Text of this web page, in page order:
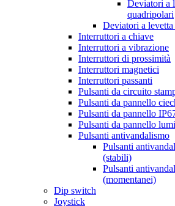
Deviatori a
quadripolari
Deviatori a
Interruttori a chiave
Interruttori a vibrazione
Interruttori di prossimità
Interruttori magnetici
Interruttori passanti
Pulsanti da circuito
Pulsanti da pannello
Pulsanti da pannello
Pulsanti da pannello
Pulsanti antivandalismo
Pulsanti
(stabili)
Pulsanti
(momentanei)
Dip switch
Joystick